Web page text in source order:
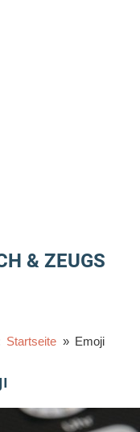
& ZEUGS
Startseite Emoji